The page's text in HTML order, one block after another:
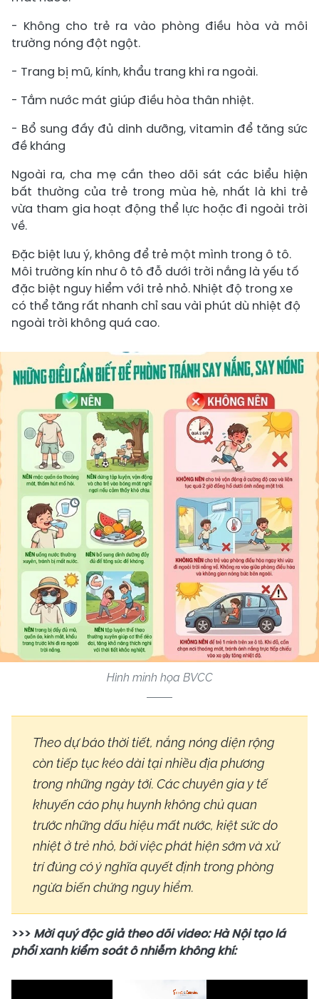
- Không cho trẻ ra vào phòng điều hòa và môi
trường nóng đột ngột.
- Trang bị mũ, kính, khẩu trang khi ra ngoài.
- Tắm nước mát giúp điều hòa thân nhiệt.
- Bổ sung đầy đủ dinh dưỡng, vitamin để tăng sức
đề kháng
Ngoài ra, cha mẹ cần theo dõi sát các biểu hiện
bất thường của trẻ trong mùa hè, nhất là khi trẻ
vừa tham gia hoạt động thể lực hoặc đi ngoài trời
về.
Đặc biệt lưu ý, không để trẻ một mình trong ô tô.
Môi trường kín như ô tô đỗ dưới trời nắng là yếu tố
đặc biệt nguy hiểm với trẻ nhỏ. Nhiệt độ trong xe
có thể tăng rất nhanh chỉ sau vài phút dù nhiệt độ
ngoài trời không quá cao.
Hình minh họa BVCC
Theo dự báo thời tiết, nắng nóng diện rộng
còn tiếp tục kéo dài tại nhiều địa phương
trong những ngày tới. Các chuyên gia y tế
khuyến cáo phụ huynh không chủ quan
trước những dấu hiệu mất nước, kiệt sức do
nhiệt ở trẻ nhỏ, bởi việc phát hiện sớm và xử
trí đúng có ý nghĩa quyết định trong phòng
ngừa biến chứng nguy hiểm.
>>> Mời quý độc giả theo dõi video: Hà Nội tạo lá
phổi xanh kiểm soát ô nhiễm không khí: